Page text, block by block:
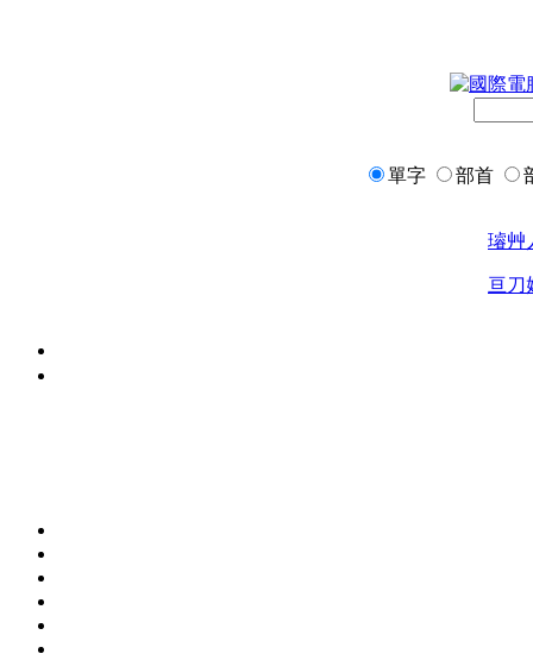
單字 部首
璿艸
亘刀